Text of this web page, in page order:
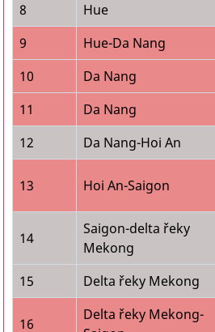
8
Hue
9
Hue-Da Nang
10
Da Nang
11
Da Nang
12
Da Nang-Hoi An
13 Hoi An-Saigon
14
Saigon-delta řeky
Mekong
15 Delta řeky Mekong
16
Delta řeky Mekong-